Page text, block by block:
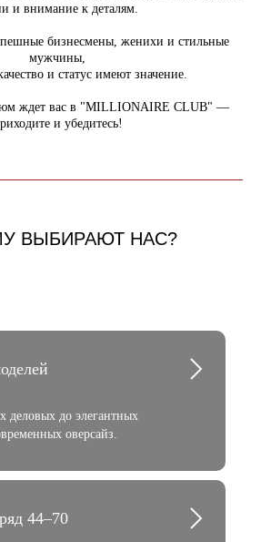
и внимание к деталям.
бизнесмены, женихи и стильные
мужчины,
и статус имеют значение.
ждет вас в "MILLIONAIRE CLUB" —
и убедитесь!
ВЫБИРАЮТ НАС?
деловых до элегантных
оверсайз.
44–70